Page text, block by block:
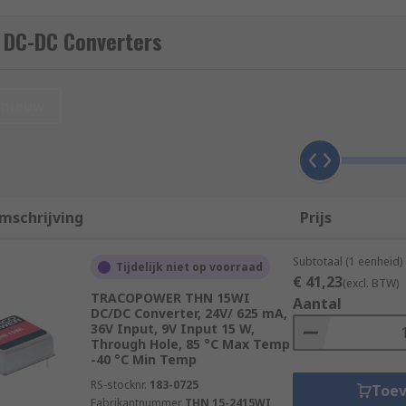
from industry-leading brands including TDK-
devices containing different circuits or sub-circuits
would be used.
and output voltages in both single outputs, dual
to suit every eventuality. Some of the most
DC Converters
Prijs
Tijdelijk niet op voorraad
TRACOPOWER THN 15WI
DC/DC Converter, 24V/ 625 mA,
36V Input, 9V Input 15 W,
Through Hole, 85 °C Max Temp
-40 °C Min Temp
RS-stocknr. 183-0725
Fabrikantnummer THN 15-2415WI
Subtotaal (1 eenheid)
€ 41,23(excl. BTW)
Aantal